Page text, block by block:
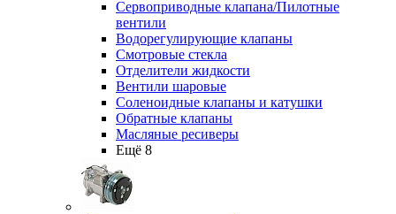
Сервоприводные клапана/Пилотные
вентили
Водорегулирующие клапаны
Смотровые стекла
Отделители жидкости
Вентили шаровые
Соленоидные клапаны и катушки
Обратные клапаны
Масляные ресиверы
Ещё 8